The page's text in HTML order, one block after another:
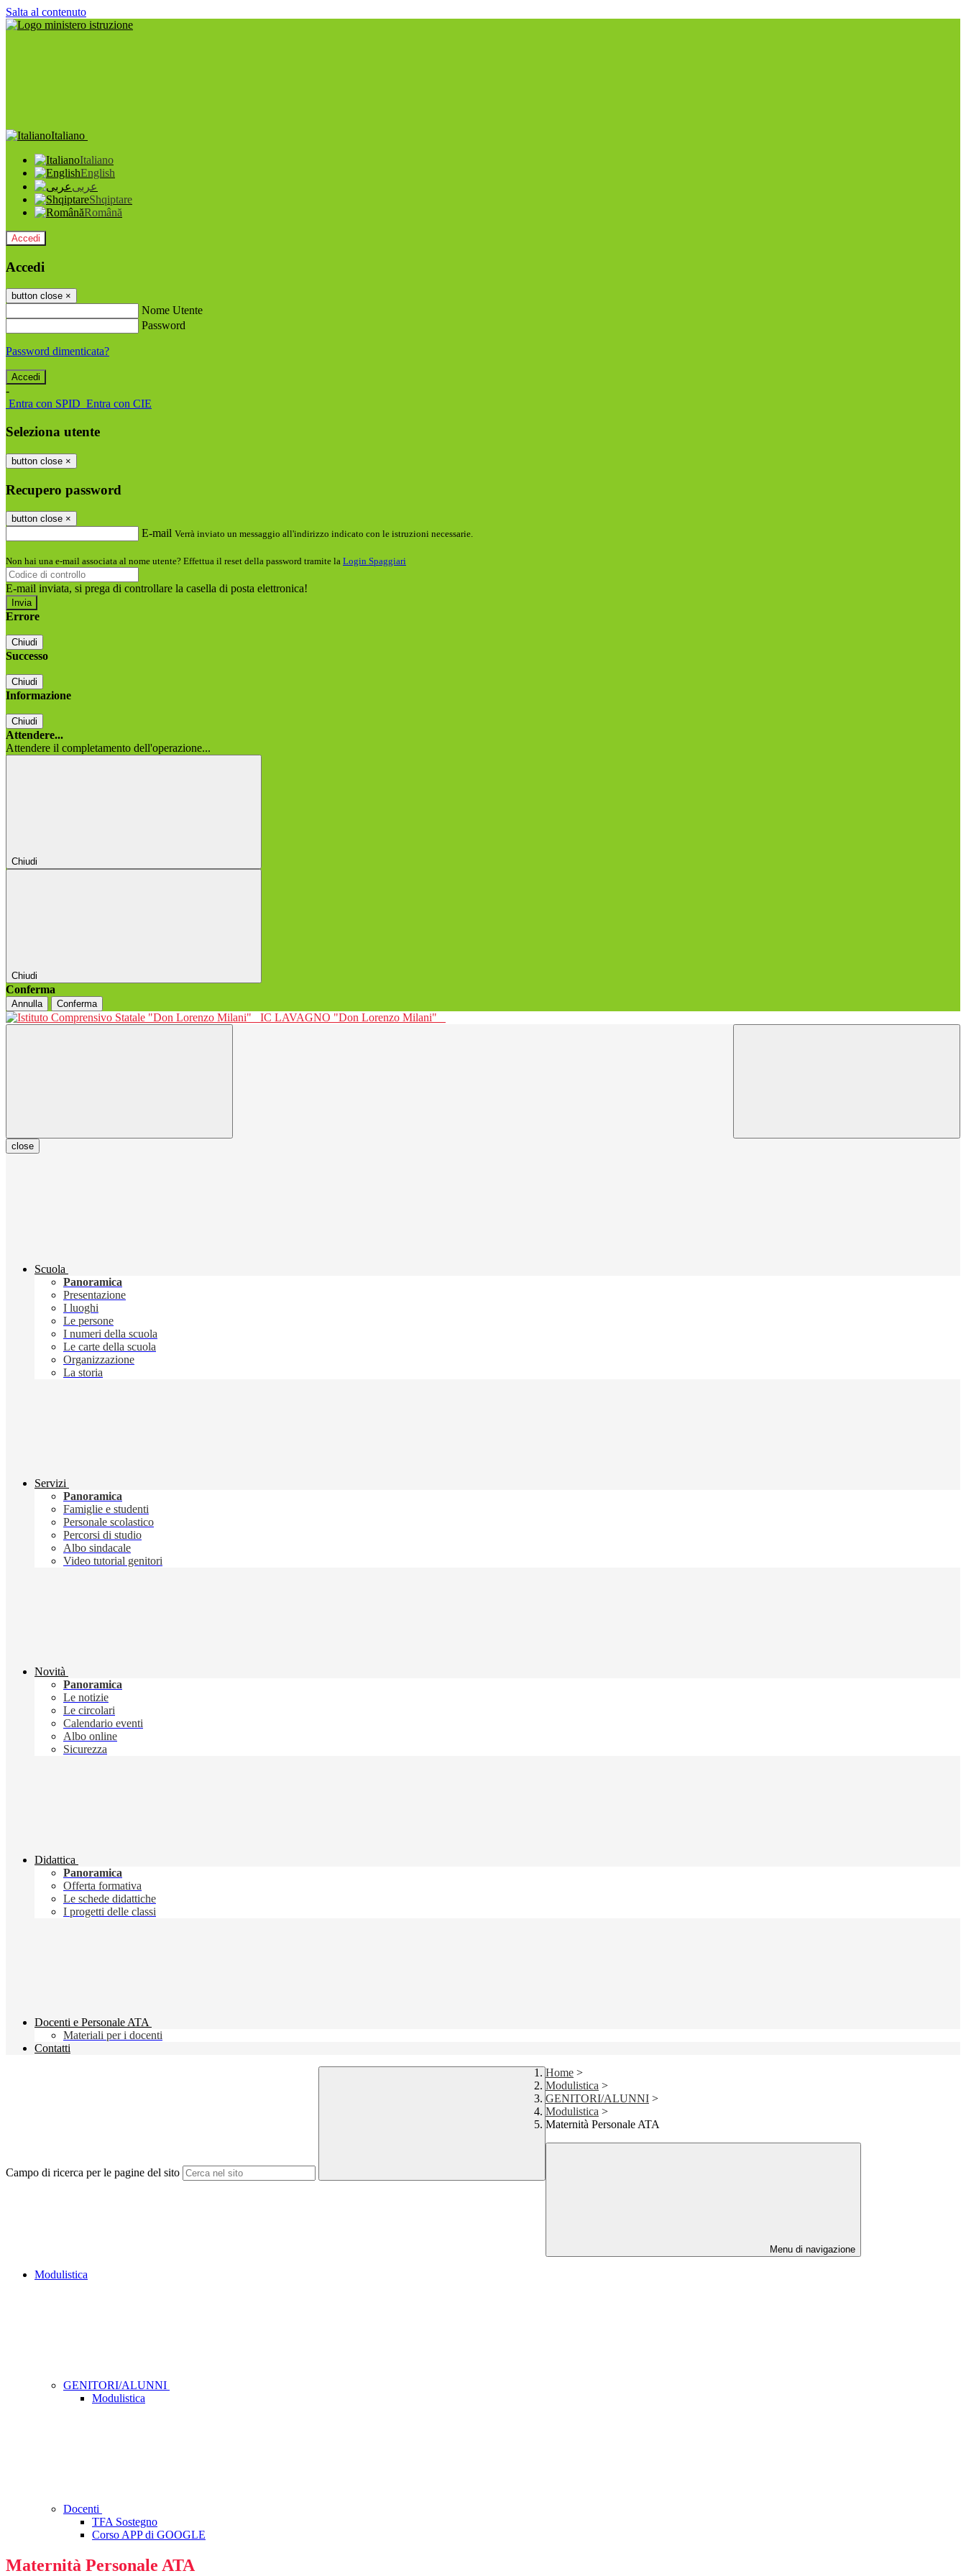
Salta al contenuto
Italiano
Italiano
English
عربى
Shqiptare
Română
Accedi
Accedi
button close ×
Nome Utente
Password
Password dimenticata?
-
Entra con SPID Entra con CIE
Seleziona utente
button close ×
Recupero password
button close ×
E-mail Verrà inviato un messaggio all'indirizzo indicato con le istruzioni necessarie.
Non hai una e-mail associata al nome utente? Effettua il reset della password tramite la Login Spaggiari
E-mail inviata, si prega di controllare la casella di posta elettronica!
Errore
Chiudi
Successo
Chiudi
Informazione
Chiudi
Attendere...
Attendere il completamento dell'operazione...
Chiudi
Chiudi
Conferma
Annulla Conferma
IC LAVAGNO "Don Lorenzo Milani"
close
Scuola
Panoramica
Presentazione
I luoghi
Le persone
I numeri della scuola
Le carte della scuola
Organizzazione
La storia
Servizi
Panoramica
Famiglie e studenti
Personale scolastico
Percorsi di studio
Albo sindacale
Video tutorial genitori
Novità
Panoramica
Le notizie
Le circolari
Calendario eventi
Albo online
Sicurezza
Didattica
Panoramica
Offerta formativa
Le schede didattiche
I progetti delle classi
Docenti e Personale ATA
Materiali per i docenti
Contatti
Campo di ricerca per le pagine del sito
Home >
Modulistica >
GENITORI/ALUNNI >
Modulistica >
Maternità Personale ATA
Menu di navigazione
Modulistica
GENITORI/ALUNNI
Modulistica
Docenti
TFA Sostegno
Corso APP di GOOGLE
Maternità Personale ATA